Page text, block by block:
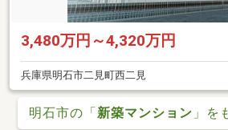
3,480万円～4,320万円
兵庫県明石市二見町西二見
明石市の「新築マンション 」を